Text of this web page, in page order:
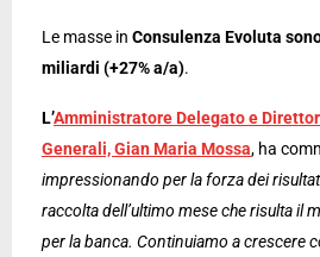
Le masse in Consulenza Evoluta
miliardi (+27% a/a).
L’Amministratore Delegato e
Generali, Gian Maria Mossa, ha
impressionando per la forza dei
raccolta dell’ultimo mese che risulta il
per la banca. Continuiamo a crescere